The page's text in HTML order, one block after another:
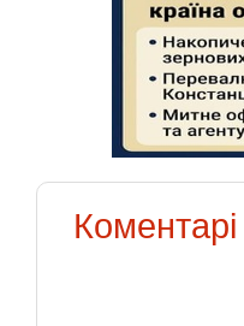
Коментарі